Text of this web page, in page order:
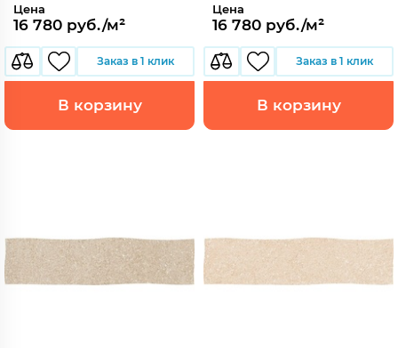
Цена
16 780 руб./м²
Заказ в 1 клик
В корзину
Цена
16 780 руб./м²
Заказ в 1 клик
В корзину